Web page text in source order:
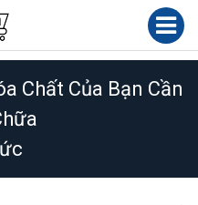
Chất Của Bạn Cần